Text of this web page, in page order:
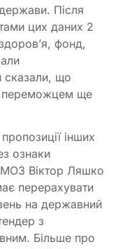
Після
цих даних 2
фонд,
сказали, що
переможцем ще
інших
ознаки
МОЗ Віктор Ляшко
перерахувати
на державний
з
Більше про